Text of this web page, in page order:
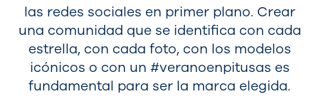
las redes sociales en primer plano. Crear
una comunidad que se identifica con cada
estrella, con cada foto, con los modelos
icónicos o con un #veranoenpitusas es
fundamental para ser la marca elegida.